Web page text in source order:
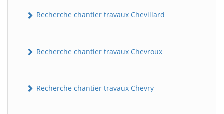
Recherche chantier travaux Chevillard
Recherche chantier travaux Chevroux
Recherche chantier travaux Chevry